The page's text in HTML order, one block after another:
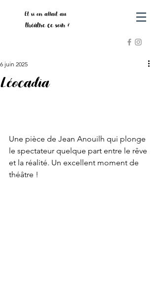
Et si on allait au
théâtre ce soir ?
Léocadia
6 juin 2025
Une pièce de Jean Anouilh qui plonge
le spectateur quelque part entre le rêve
et la réalité. Un excellent moment de
théâtre !